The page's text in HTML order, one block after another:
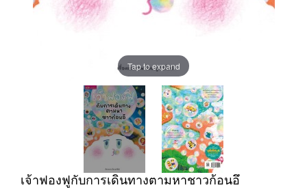
Tap to expand
เจ้าฟองฟูกับการเดินทางตามหาชาวก้อนอึ